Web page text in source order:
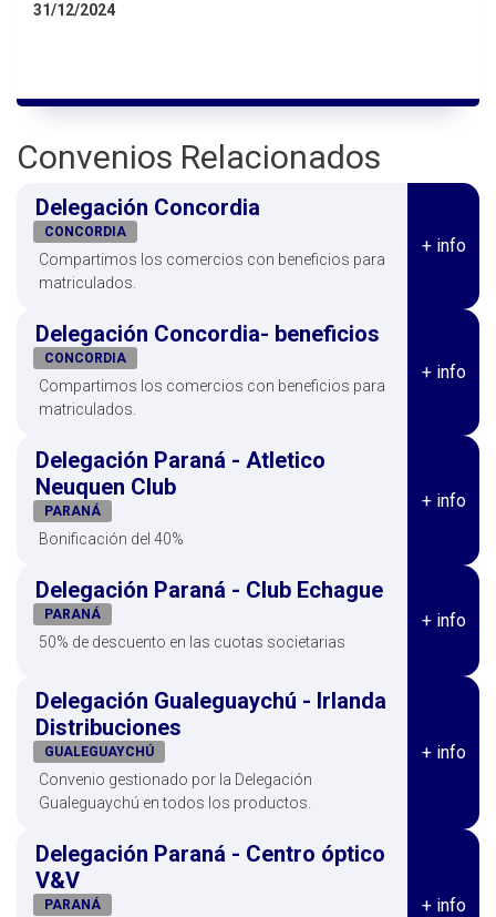
31/12/2024
Convenios Relacionados
Delegación Concordia
CONCORDIA
Compartimos los comercios con beneficios para
matriculados.
+ info
Delegación Concordia- beneficios
CONCORDIA
Compartimos los comercios con beneficios para
matriculados.
+ info
Delegación Paraná - Atletico
Neuquen Club
PARANÁ
Bonificación del 40%
+ info
Delegación Paraná - Club Echague
PARANÁ
50% de descuento en las cuotas societarias
+ info
Delegación Gualeguaychú - Irlanda
Distribuciones
GUALEGUAYCHÚ
Convenio gestionado por la Delegación
Gualeguaychú en todos los productos.
+ info
Delegación Paraná - Centro óptico
V&V
PARANÁ + info